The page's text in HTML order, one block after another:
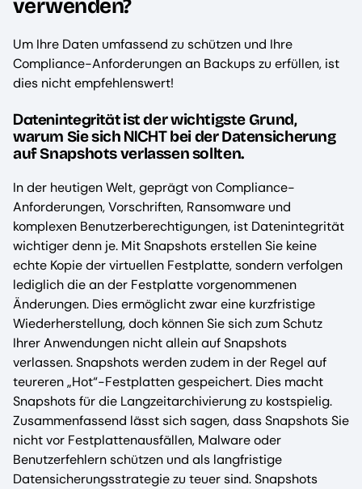
verwenden?
Um Ihre Daten umfassend zu schützen und Ihre
Compliance-Anforderungen an Backups zu erfüllen, ist
dies nicht empfehlenswert!
Datenintegritätist der wichtigste Grund,
warum Sie sich NICHTbei der Datensicherung
auf Snapshots verlassen sollten.
In der heutigen Welt, geprägt von Compliance-
Anforderungen, Vorschriften, Ransomware und
komplexen Benutzerberechtigungen, ist Datenintegrität
wichtiger denn je. Mit Snapshots erstellen Sie keine
echte Kopie der virtuellen Festplatte, sondern verfolgen
lediglich die an der Festplatte vorgenommenen
Änderungen. Dies ermöglicht zwar eine kurzfristige
Wiederherstellung, doch können Sie sich zum Schutz
Ihrer Anwendungen nicht allein auf Snapshots
verlassen. Snapshots werden zudem in der Regel auf
teureren „Hot“-Festplatten gespeichert. Dies macht
Snapshots für die Langzeitarchivierung zu kostspielig.
Zusammenfassend lässt sich sagen, dass Snapshots Sie
nicht vor Festplattenausfällen, Malware oder
Benutzerfehlern schützen und als langfristige
Datensicherungsstrategie zu teuer sind. Snapshots